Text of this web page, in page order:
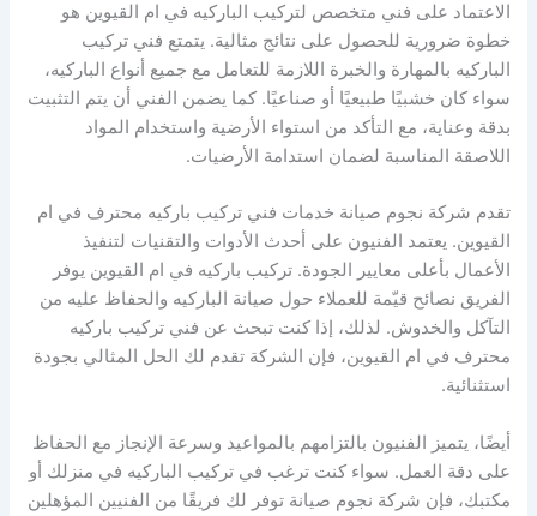
الاعتماد على فني متخصص لتركيب الباركيه في ام القيوين هو
خطوة ضرورية للحصول على نتائج مثالية. يتمتع فني تركيب
الباركيه بالمهارة والخبرة اللازمة للتعامل مع جميع أنواع الباركيه،
سواء كان خشبيًا طبيعيًا أو صناعيًا. كما يضمن الفني أن يتم التثبيت
بدقة وعناية، مع التأكد من استواء الأرضية واستخدام المواد
اللاصقة المناسبة لضمان استدامة الأرضيات.
تقدم شركة نجوم صيانة خدمات فني تركيب باركيه محترف في ام
القيوين. يعتمد الفنيون على أحدث الأدوات والتقنيات لتنفيذ
الأعمال بأعلى معايير الجودة. تركيب باركيه في ام القيوين يوفر
الفريق نصائح قيّمة للعملاء حول صيانة الباركيه والحفاظ عليه من
التآكل والخدوش. لذلك، إذا كنت تبحث عن فني تركيب باركيه
محترف في ام القيوين، فإن الشركة تقدم لك الحل المثالي بجودة
استثنائية.
أيضًا، يتميز الفنيون بالتزامهم بالمواعيد وسرعة الإنجاز مع الحفاظ
على دقة العمل. سواء كنت ترغب في تركيب الباركيه في منزلك أو
مكتبك، فإن شركة نجوم صيانة توفر لك فريقًا من الفنيين المؤهلين